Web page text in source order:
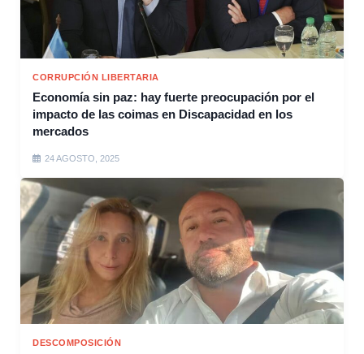
CORRUPCIÓN LIBERTARIA
Economía sin paz: hay fuerte preocupación por el
impacto de las coimas en Discapacidad en los
mercados
24 AGOSTO, 2025
DESCOMPOSICIÓN